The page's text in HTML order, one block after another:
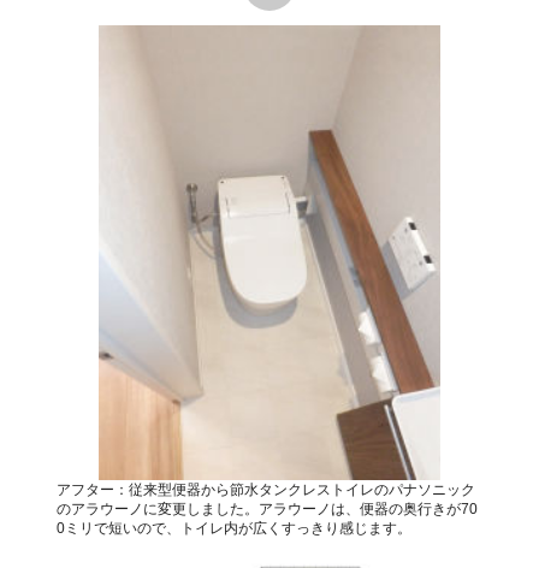
アフター：従来型便器から節水タンクレストイレのパナソニック
のアラウーノに変更しました。アラウーノは、便器の奥行きが70
0ミリで短いので、トイレ内が広くすっきり感じます。